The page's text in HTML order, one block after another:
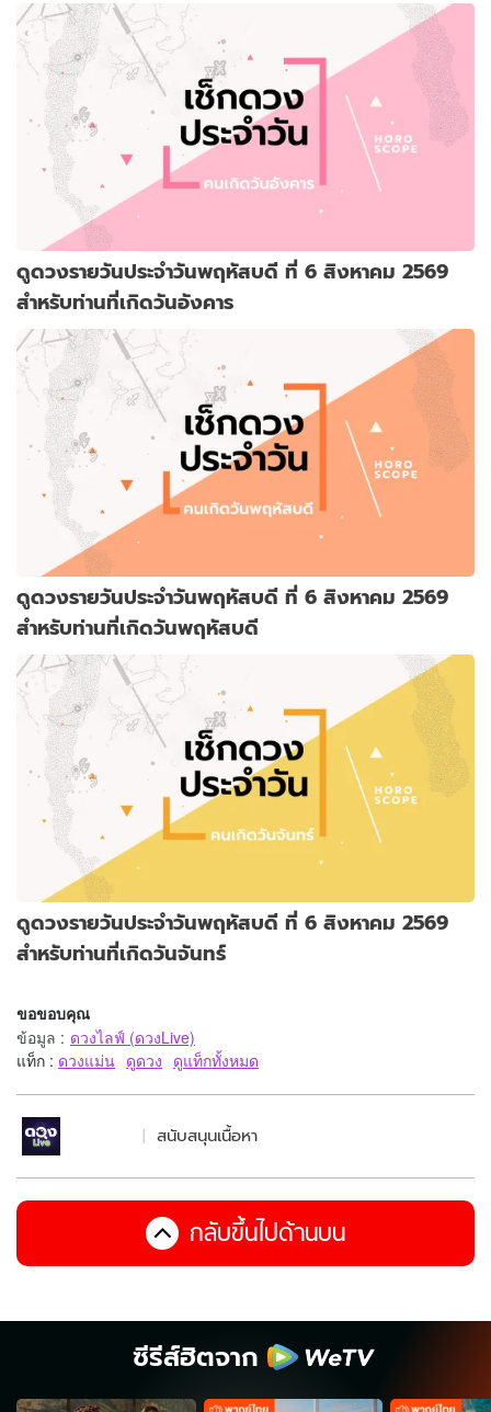
ดูดวงรายวันประจำวันพฤหัสบดี ที่ 6 สิงหาคม 2569
สำหรับท่านที่เกิดวันอังคาร
ดูดวงรายวันประจำวันพฤหัสบดี ที่ 6 สิงหาคม 2569
สำหรับท่านที่เกิดวันพฤหัสบดี
ดูดวงรายวันประจำวันพฤหัสบดี ที่ 6 สิงหาคม 2569
สำหรับท่านที่เกิดวันจันทร์
ขอขอบคุณ
ข้อมูล : ดวงไลฟ์ (ดวงLive)
แท็ก : ดวงแม่น ดูดวง ดูแท็กทั้งหมด
สนับสนุนเนื้อหา
กลับขึ้นไปด้านบน
ซีรีส์ฮิตจาก